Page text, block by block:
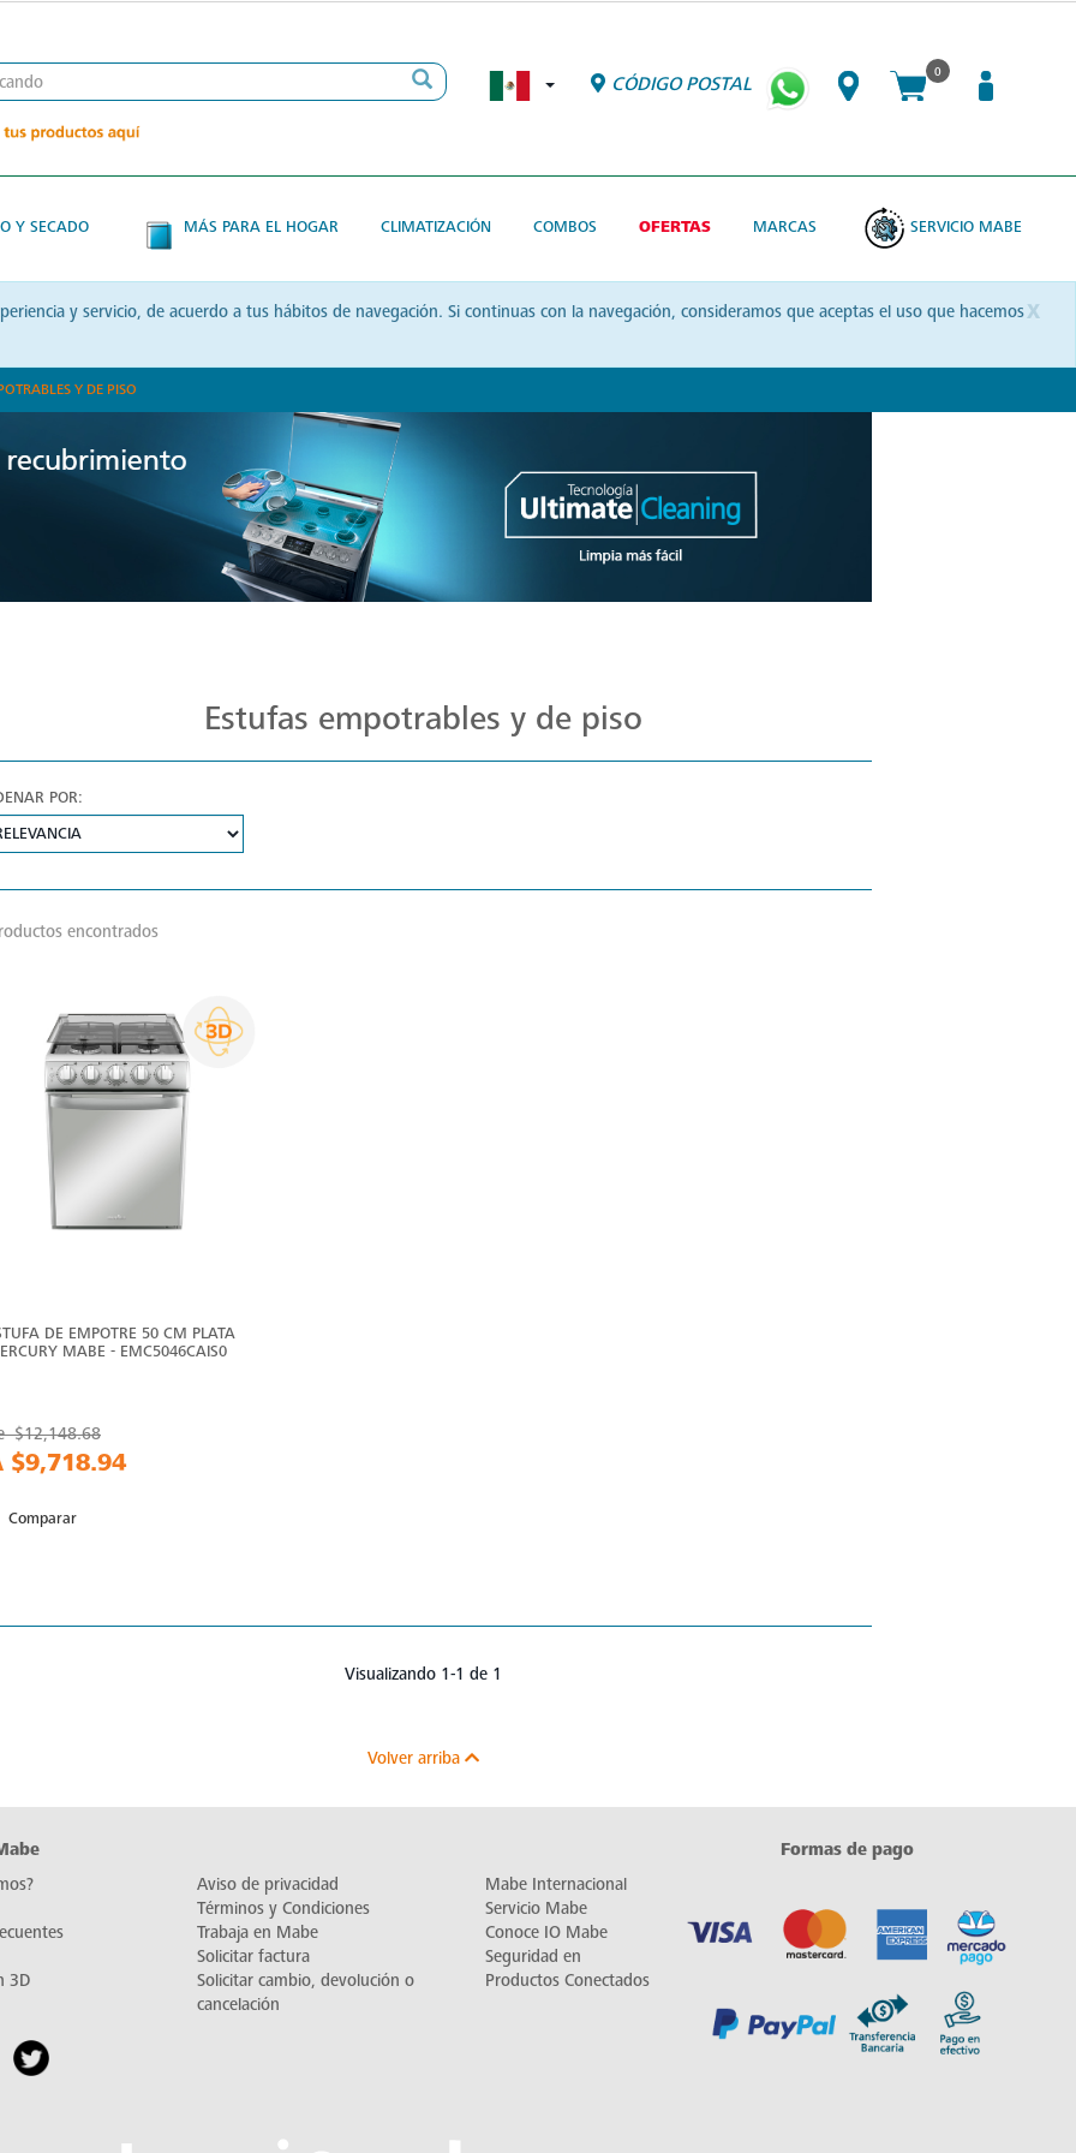
CÓDIGO POSTAL
0
Y SECADO MÁS PARA EL HOGAR CLIMATIZACIÓN COMBOS OFERTAS MARCAS SERVICIO MABE
x
y servicio, de acuerdo a tus hábitos de navegación. Si continuas con la navegación, consideramos que aceptas el uso que hacemos
Y DE PISO
Estufas empotrables y de piso
POR:
encontrados
DE EMPOTRE 50 CM PLATA
MABE - EMC5046CAIS0
$12,148.68
$9,718.94
Comparar
Visualizando 1-1 de 1
Volver arriba
3D
Aviso de privacidad
Términos y Condiciones
Trabaja en Mabe
Solicitar factura
Solicitar cambio, devolución o
cancelación
Mabe Internacional
Servicio Mabe
Conoce IO Mabe
Seguridad en
Productos Conectados
Formas de pago